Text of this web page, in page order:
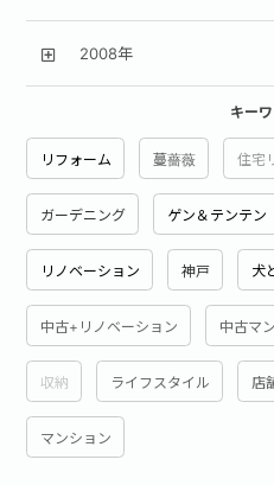
2008年
キー
リフォーム 蔓薔薇 住宅
ガーデニング ゲン＆テンテン
リノベーション 神戸 犬
中古+リノベーション 中古マ
収納 ライフスタイル 店
マンション